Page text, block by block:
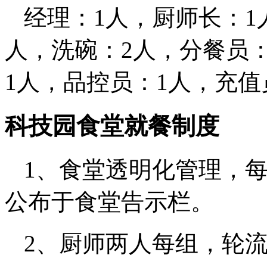
经理：1人，厨师长：
人，洗碗：2人，分餐员
1人，品控员：1人，充
科技园食堂就餐制度
1、食堂透明化管理，
公布于食堂告示栏。
2、厨师两人每组，轮